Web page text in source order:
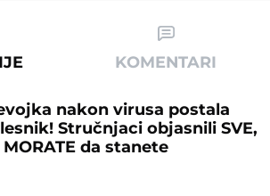
KOMENTARI
nakon virusa postala
Stručnjaci objasnili SVE,
da stanete